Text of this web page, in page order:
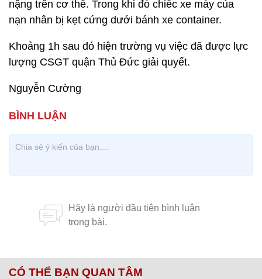
nặng trên cơ thể. Trong khi đó chiếc xe máy của
nạn nhân bị kẹt cứng dưới bánh xe container.
Khoảng 1h sau đó hiện trường vụ việc đã được lực
lượng CSGT quận Thủ Đức giải quyết.
Nguyễn Cường
CÓ THỂ BẠN QUAN TÂM